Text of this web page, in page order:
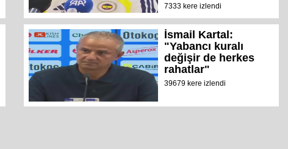
7333 kere izlendi
İsmail Kartal:
"Yabancı kuralı
değişir de herkes
rahatlar"
39679 kere izlendi